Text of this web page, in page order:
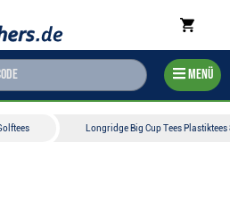
Menü
Longridge Big Cup Tees